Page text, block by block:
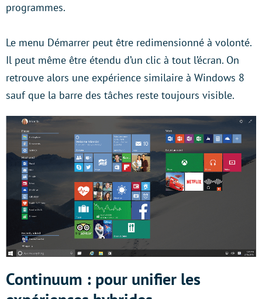
programmes.
Le menu Démarrer peut être redimensionné à volonté.
Il peut même être étendu d’un clic à tout l’écran. On
retrouve alors une expérience similaire à Windows 8
sauf que la barre des tâches reste toujours visible.
Continuum : pour unifier les